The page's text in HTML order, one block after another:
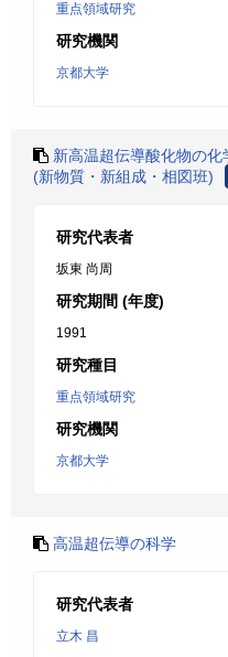
重点領域研究
研究機関
京都大学
新高温超伝導酸化物の
(新物質・新組成・相図班)
研究代表者
坂東 尚周
研究期間 (年度)
1991
研究種目
重点領域研究
研究機関
京都大学
高温超伝導の科学
研究代表者
立木 昌